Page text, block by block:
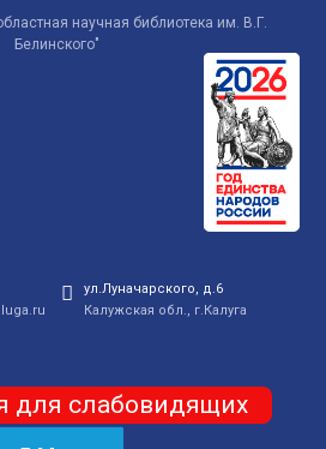
научная библиотека им. В.Г.
Белинского"
ул.Луначарского, д.6
Калужская обл., г.Калуга
для слабовидящих